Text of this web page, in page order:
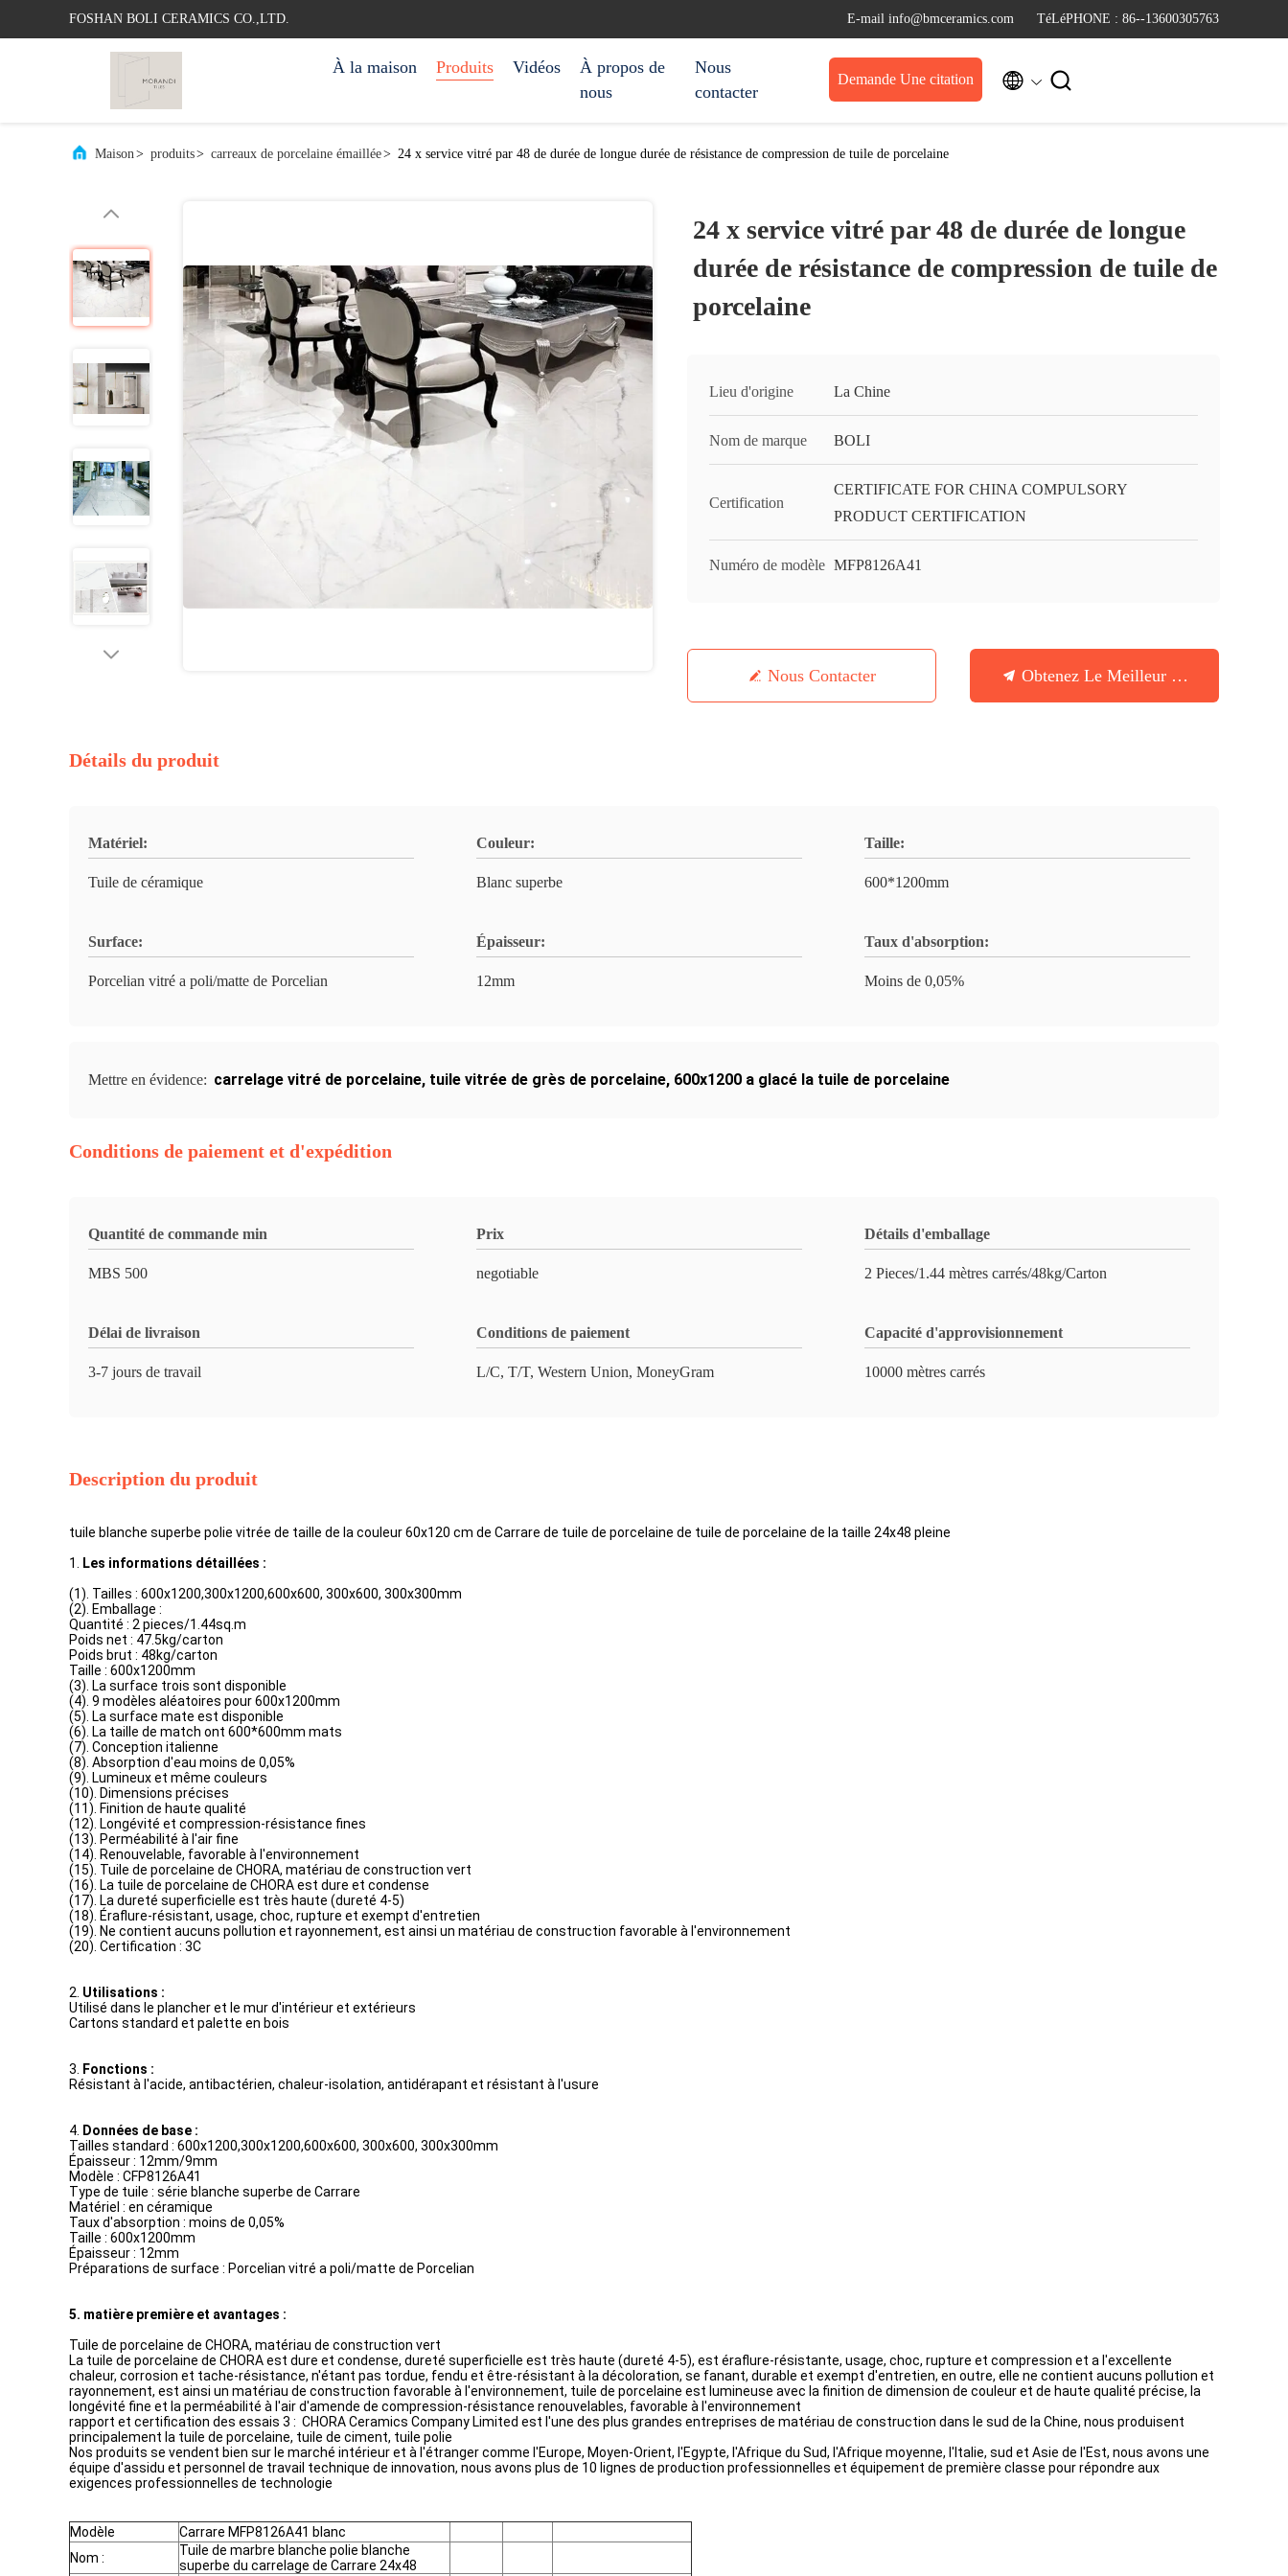
FOSHAN BOLI CERAMICS CO.,LTD. E-mail info@bmceramics.com TéLéPHONE : 86--13600305763
À la maison Produits Vidéos
À propos de
nous
Nous
contacter
Demande Une citation  
Maison> produits> carreaux de porcelaine émaillée> 24 x service vitré par 48 de durée de longue durée de résistance de compression de tuile de porcelaine
24 x service vitré par 48 de durée de longue
durée de résistance de compression de tuile de
porcelaine
Lieu d'origine La Chine
Nom de marque BOLI
Certification
CERTIFICATE FOR CHINA COMPULSORY
PRODUCT CERTIFICATION
Numéro de modèle MFP8126A41
Nous Contacter Obtenez Le Meilleur Prix
Détails du produit
Matériel:
Tuile de céramique
Couleur:
Blanc superbe
Taille:
600*1200mm
Surface:
Porcelian vitré a poli/matte de Porcelian
Épaisseur:
12mm
Taux d'absorption:
Moins de 0,05%
Mettre en évidence: carrelage vitré de porcelaine, tuile vitrée de grès de porcelaine, 600x1200 a glacé la tuile de porcelaine
Conditions de paiement et d'expédition
Quantité de commande min
MBS 500
Prix
negotiable
Détails d'emballage
2 Pieces/1.44 mètres carrés/48kg/Carton
Délai de livraison
3-7 jours de travail
Conditions de paiement
L/C, T/T, Western Union, MoneyGram
Capacité d'approvisionnement
10000 mètres carrés
Description du produit
tuile blanche superbe polie vitrée de taille de la couleur 60x120 cm de Carrare de tuile de porcelaine de tuile de porcelaine de la taille 24x48 pleine
1.
Les informations détaillées :
(1). Tailles : 600x1200,300x1200,600x600, 300x600, 300x300mm
(2). Emballage :
Quantité : 2 pieces/1.44sq.m
Poids net : 47.5kg/carton
Poids brut : 48kg/carton
Taille : 600x1200mm
(3). La surface trois sont disponible
(4). 9 modèles aléatoires pour 600x1200mm
(5). La surface mate est disponible
(6). La taille de match ont 600*600mm mats
(7). Conception italienne
(8). Absorption d'eau moins de 0,05%
(9). Lumineux et même couleurs
(10). Dimensions précises
(11). Finition de haute qualité
(12). Longévité et compression-résistance fines
(13). Perméabilité à l'air fine
(14). Renouvelable, favorable à l'environnement
(15). Tuile de porcelaine de CHORA, matériau de construction vert
(16). La tuile de porcelaine de CHORA est dure et condense
(17). La dureté superficielle est très haute (dureté 4-5)
(18). Éraflure-résistant, usage, choc, rupture et exempt d'entretien
(19). Ne contient aucuns pollution et rayonnement, est ainsi un matériau de construction favorable à l'environnement
(20). Certification : 3C
2. Utilisations :
Utilisé dans le plancher et le mur d'intérieur et extérieurs
Cartons standard et palette en bois
3.
Fonctions :
Résistant à l'acide, antibactérien, chaleur-isolation, antidérapant et résistant à l'usure
4. Données de base :
Tailles standard : 600x1200,300x1200,600x600, 300x600, 300x300mm
Épaisseur : 12mm/9mm
Modèle : CFP8126A41
Type de tuile : série blanche superbe de Carrare
Matériel : en céramique
Taux d'absorption : moins de 0,05%
Taille : 600x1200mm
Épaisseur : 12mm
Préparations de surface : Porcelian vitré a poli/matte de Porcelian
5. matière première et avantages :
Tuile de porcelaine de CHORA, matériau de construction vert
La tuile de porcelaine de CHORA est dure et condense, dureté superficielle est très haute (dureté 4-5), est éraflure-résistante, usage, choc, rupture et compression et a l'excellente
chaleur, corrosion et tache-résistance, n'étant pas tordue, fendu et être-résistant à la décoloration, se fanant, durable et exempt d'entretien, en outre, elle ne contient aucuns pollution et
rayonnement, est ainsi un matériau de construction favorable à l'environnement, tuile de porcelaine est lumineuse avec la finition de dimension de couleur et de haute qualité précise, la
longévité fine et la perméabilité à l'air d'amende de compression-résistance renouvelables, favorable à l'environnement
rapport et certification des essais 3 : CHORA Ceramics Company Limited est l'une des plus grandes entreprises de matériau de construction dans le sud de la Chine, nous produisent
principalement la tuile de porcelaine, tuile de ciment, tuile polie
Nos produits se vendent bien sur le marché intérieur et à l'étranger comme l'Europe, Moyen-Orient, l'Egypte, l'Afrique du Sud, l'Afrique moyenne, l'Italie, sud et Asie de l'Est, nous avons une
équipe d'assidu et personnel de travail technique de innovation, nous avons plus de 10 lignes de production professionnelles et équipement de première classe pour répondre aux
exigences professionnelles de technologie
Modèle
Carrare MFP8126A41 blanc
Nom :
Tuile de marbre blanche polie blanche
superbe du carrelage de Carrare 24x48